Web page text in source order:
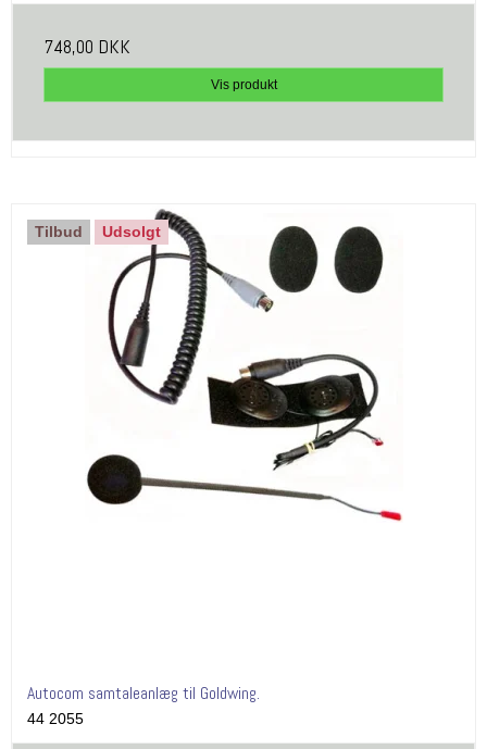
748,00 DKK
Vis produkt
Tilbud Udsolgt
Autocom samtaleanlæg til Goldwing.
44 2055